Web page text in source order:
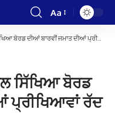
Font
Resizer
Aa
ਬਾਰਵੀਂ ਜਮਾਤ ਦੀਆਂ ਪ੍ਰੀਖਿਆਵਾਂ ਰੱਦ : ਵਿਜੈ ਇੰਦਰ ਸਿੰਗਲਾ
ਸਿੱਖਿਆ ਬੋਰਡ
ਪ੍ਰੀਖਿਆਵਾਂ ਰੱਦ